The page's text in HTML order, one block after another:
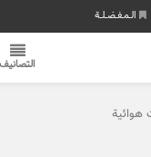
الـمـفـضـلـة
التصانيف
هوائية